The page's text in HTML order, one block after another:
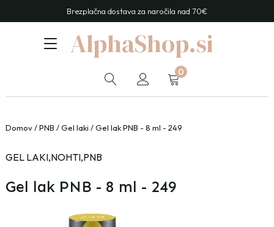
Brezplačna dostava za naročila nad 70€
AlphaShop.si
0
Domov/PNB /Gel laki / Gel lak PNB - 8 ml - 249
GEL LAKI,NOHTI,PNB
Gel lak PNB - 8 ml - 249